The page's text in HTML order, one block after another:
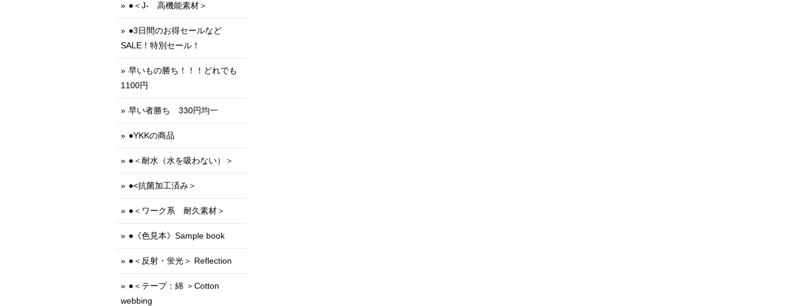
●＜J- 高機能素材＞
●3日間のお得セールなど
SALE！特別セール！
早いもの勝ち！！！どれでも
1100円
早い者勝ち 330円均一
●YKKの商品
●＜耐水（水を吸わない）＞
●<抗菌加工済み＞
●＜ワーク系 耐久素材＞
●《色見本》Sample book
●＜反射・蛍光＞ Reflection
●＜テープ：綿 ＞Cotton
webbing